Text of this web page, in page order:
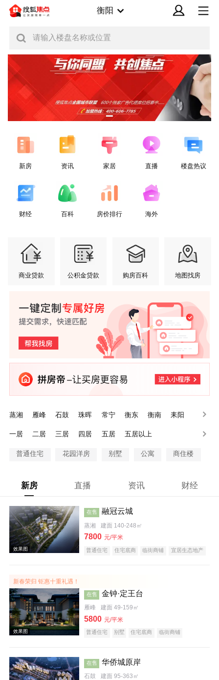
衡阳
请输入楼盘名称或位置
新房 资讯 家居 直播 楼盘热议
财经 百科 房价排行 海外
商业贷款 公积金贷款 购房百科 地图找房
蒸湘 雁峰 石鼓 珠晖 常宁 衡东 衡南
耒阳
一居
二居 三居 四居 五居 五居以上
普通住宅 花园洋房 别墅 公寓 商住楼
新房 直播 资讯 财经
效果图
在售 融冠云城
蒸湘 建面 140-248㎡
7800 元/平米
普通住宅 住宅底商 临街商铺
宜居生态地产
新春荣归 钜惠十重礼遇！
在售 金钟·定王台
雁峰 建面 49-159㎡
5800 元/平米
普通住宅 别墅 住宅底商
临街商铺
在售 华侨城原岸
石鼓 建面 95-363㎡